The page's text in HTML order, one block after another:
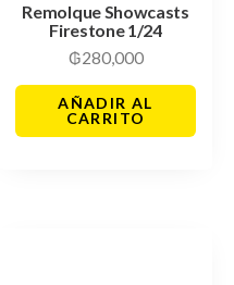
Remolque Showcasts
Firestone 1/24
₲280,000
AÑADIR AL
CARRITO